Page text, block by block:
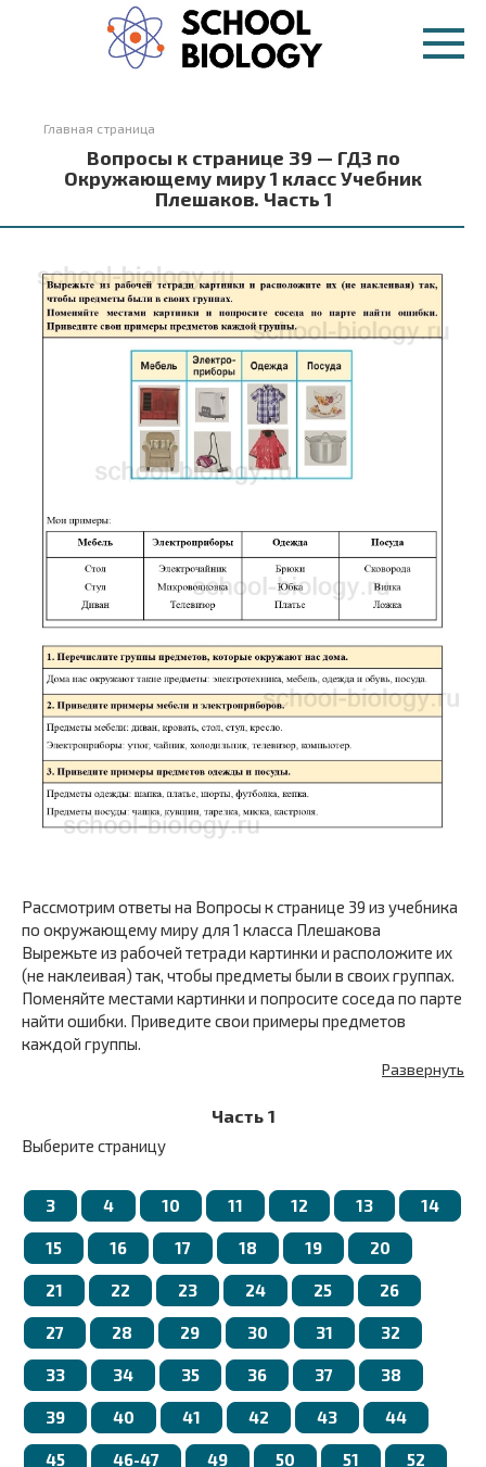
Главная страница
Вопросы к странице 39 — ГДЗ по
Окружающему миру 1 класс Учебник
Плешаков. Часть 1
Развернуть
Рассмотрим ответы на Вопросы к странице 39 из учебника
по окружающему миру для 1 класса Плешакова
Вырежьте из рабочей тетради картинки и расположите их
(не наклеивая) так, чтобы предметы были в своих группах.
Поменяйте местами картинки и попросите соседа по парте
найти ошибки. Приведите свои примеры предметов
каждой группы.
1. Перечислите группы предметов, которые окружают нас
2. Приведите примеры мебели и электроприборов.
3. Приведите примеры предметов одежды и посуды.
Часть 1
Выберите страницу
3 4 10 11 12 13 14
15 16 17 18 19 20
21 22 23 24 25 26
27 28 29 30 31 32
33 34 35 36 37 38
39 40 41 42 43 44
45 46-47 49 50 51 52